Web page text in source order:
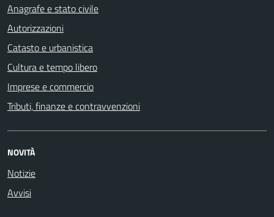
Anagrafe e stato civile
Autorizzazioni
Catasto e urbanistica
Cultura e tempo libero
Imprese e commercio
Tributi, finanze e contravvenzioni
NOVITÀ
Notizie
Avvisi